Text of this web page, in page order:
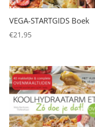
VEGA-STARTGIDS Boek
€21,95